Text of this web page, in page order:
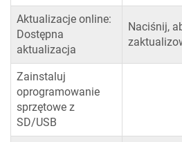
Aktualizacje online:
Dostępna
aktualizacja
Naciśnij,
Zainstaluj
oprogramowanie
sprzętowe z
SD/USB